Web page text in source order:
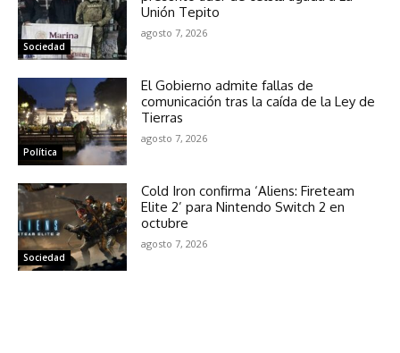
Sociedad
Unión Tepito
agosto 7, 2026
Política
El Gobierno admite fallas de
comunicación tras la caída de la Ley de
Tierras
agosto 7, 2026
Sociedad
Cold Iron confirma ‘Aliens: Fireteam
Elite 2’ para Nintendo Switch 2 en
octubre
agosto 7, 2026